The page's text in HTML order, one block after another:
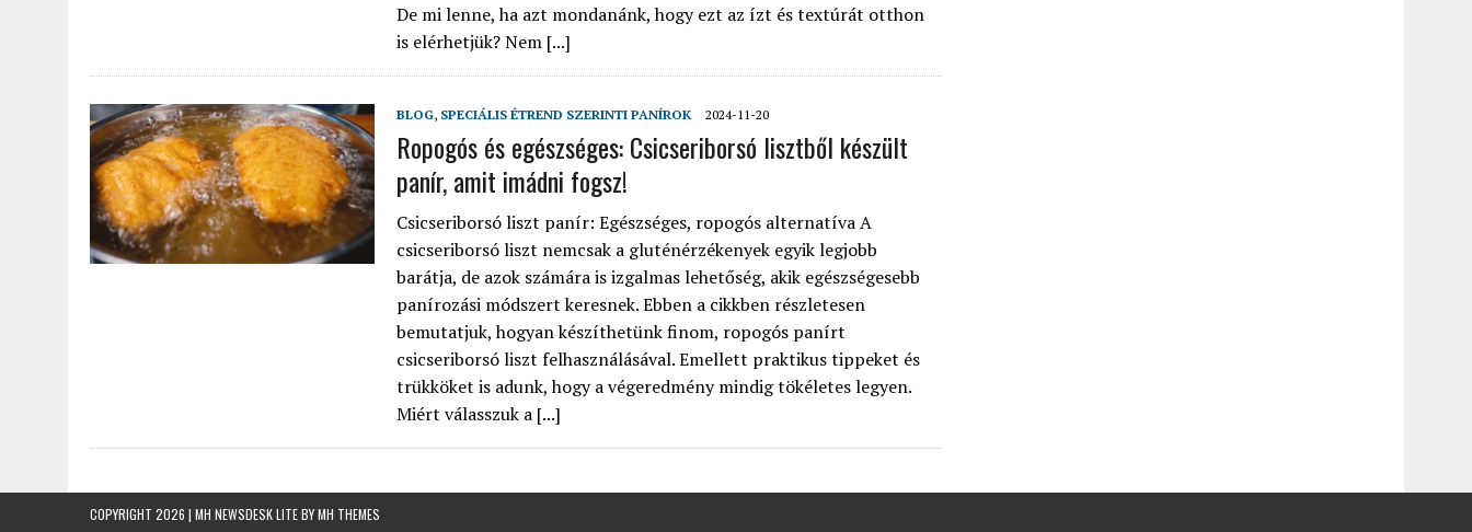
De mi lenne, ha azt mondanánk, hogy ezt az ízt és textúrát otthon
is elérhetjük? Nem [...]
BLOG, SPECIÁLIS ÉTREND SZERINTI PANÍROK 2024-11-20
Ropogós és egészséges: Csicseriborsó lisztből készült
panír, amit imádni fogsz!
Csicseriborsó liszt panír: Egészséges, ropogós alternatíva A
csicseriborsó liszt nemcsak a gluténérzékenyek egyik legjobb
barátja, de azok számára is izgalmas lehetőség, akik egészségesebb
panírozási módszert keresnek. Ebben a cikkben részletesen
bemutatjuk, hogyan készíthetünk finom, ropogós panírt
csicseriborsó liszt felhasználásával. Emellett praktikus tippeket és
trükköket is adunk, hogy a végeredmény mindig tökéletes legyen.
Miért válasszuk a [...]
COPYRIGHT 2026 | MH NEWSDESK LITE BYMH THEMES